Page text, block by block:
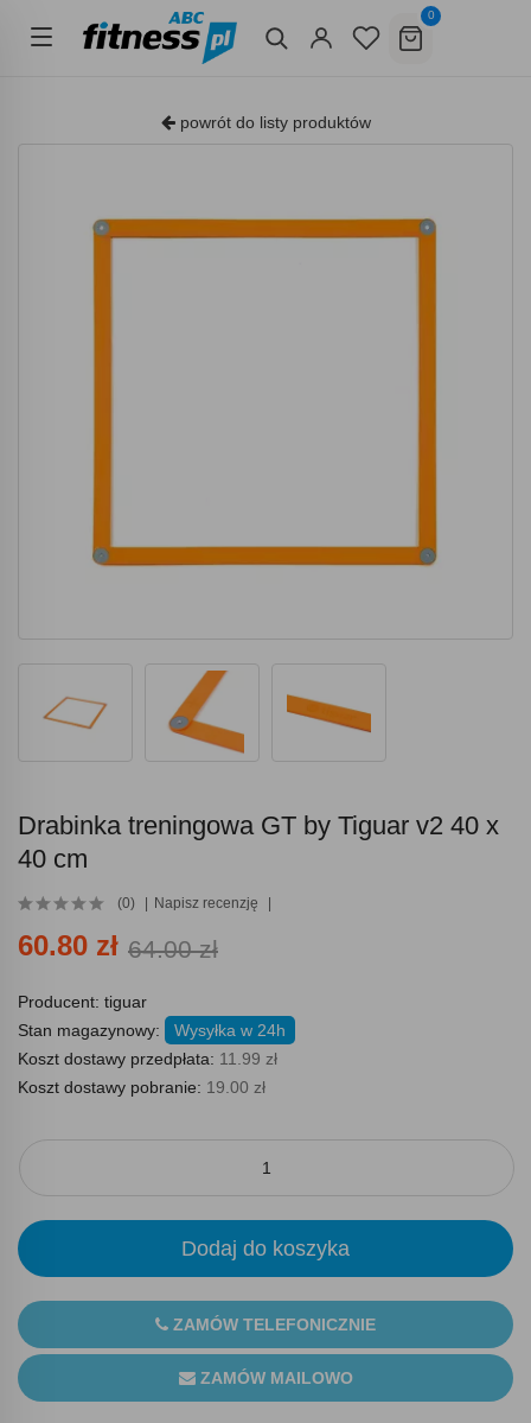
0
powrót do listy produktów
Drabinka treningowa GT by Tiguar v2 40 x
40 cm
(0) Napisz recenzję
60.80 zł 64.00 zł
Producent: tiguar
Stan magazynowy:
Wysyłka w 24h
Koszt dostawy przedpłata: 11.99 zł
Koszt dostawy pobranie: 19.00 zł
Dodaj do koszyka
ZAMÓW TELEFONICZNIE
ZAMÓW MAILOWO